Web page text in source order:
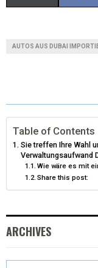
T
T
E
R
)
AUTOS AUS DUBAI
Table of Contents
Sie treffen Ihre Wahl
Verwaltungsaufwand
Wie wäre es mit
Share this post:
ARCHIVES